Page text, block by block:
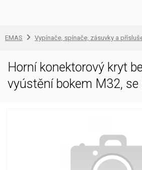
EMAS Vypínače, spínače, zásuvky a
Horní konektorový kryt
vyústění bokem M32,